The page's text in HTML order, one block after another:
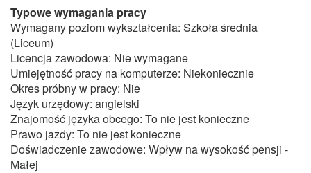
Typowe wymagania pracy
Wymagany poziom wykształcenia: Szkoła średnia
(Liceum)
Licencja zawodowa: Nie wymagane
Umiejętność pracy na komputerze: Niekoniecznie
Okres próbny w pracy: Nie
Język urzędowy: angielski
Znajomość języka obcego: To nie jest konieczne
Prawo jazdy: To nie jest konieczne
Doświadczenie zawodowe: Wpływ na wysokość pensji -
Małej